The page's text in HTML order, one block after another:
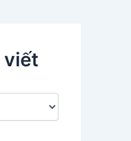
viết